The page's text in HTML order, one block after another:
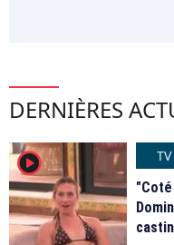
DERNIÈRES
player2
TV